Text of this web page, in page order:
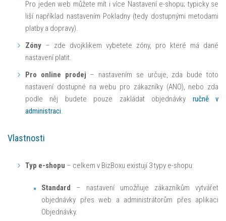
Pro jeden web můžete mít i více Nastavení e-shopu; typicky se
liší například nastavením Pokladny (tedy dostupnými metodami
platby a dopravy).
Zóny – zde dvojklikem vybetete zóny, pro které má dané
nastavení platit.
Pro online prodej – nastavením se určuje, zda bude toto
nastavení dostupné na webu pro zákazníky (ANO), nebo zda
podle něj budete pouze zakládat objednávky ručně v
administraci
Vlastnosti
Typ e-shopu – celkem v BizBoxu existují 3 typy e-shopu:
Standard – nastavení umožňuje zákazníkům vytvářet
objednávky přes web a administrátorům přes aplikaci
Objednávky.